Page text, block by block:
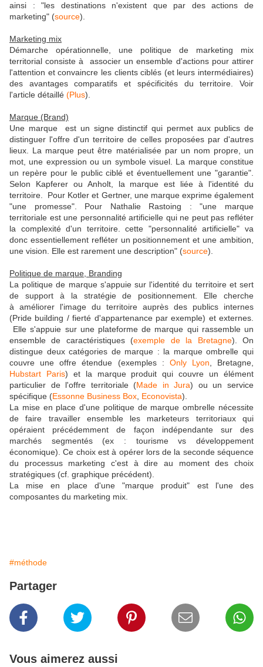
ainsi : "les destinations n'existent que par des actions de
marketing" (source).
Marketing mix
Démarche opérationnelle, une politique de marketing mix
territorial consiste à associer un ensemble d'actions pour attirer
l'attention et convaincre les clients ciblés (et leurs intermédiaires)
des avantages comparatifs et spécificités du territoire. Voir
l'article détaillé (Plus).
Marque (Brand)
Une marque est un signe distinctif qui permet aux publics de
distinguer l'offre d'un territoire de celles proposées par d'autres
lieux. La marque peut être matérialisée par un nom propre, un
mot, une expression ou un symbole visuel. La marque constitue
un repère pour le public ciblé et éventuellement une "garantie".
Selon Kapferer ou Anholt, la marque est liée à l'identité du
territoire. Pour Kotler et Gertner, une marque exprime également
"une promesse". Pour Nathalie Rastoing : "une marque
territoriale est une personnalité artificielle qui ne peut pas refléter
la complexité d'un territoire. cette "personnalité artificielle" va
donc essentiellement refléter un positionnement et une ambition,
une vision. Elle est rarement une description" (source).
Politique de marque, Branding
La politique de marque s'appuie sur l'identité du territoire et sert
de support à la stratégie de positionnement. Elle cherche
à améliorer l'image du territoire auprès des publics internes
(Pride building / fierté d'appartenance par exemple) et externes.
Elle s'appuie sur une plateforme de marque qui rassemble un
ensemble de caractéristiques (exemple de la Bretagne). On
distingue deux catégories de marque : la marque ombrelle qui
couvre une offre étendue (exemples : Only Lyon , Bretagne,
Hubstart Paris) et la marque produit qui couvre un élément
particulier de l'offre territoriale (Made in Jura) ou un service
spécifique (Essonne Business Box Econovista).
La mise en place d'une politique de marque ombrelle nécessite
de faire travailler ensemble les marketeurs territoriaux qui
opéraient précédemment de façon indépendante sur des
marchés segmentés (ex : tourisme vs développement
économique). Ce choix est à opérer lors de la seconde séquence
du processus marketing c'est à dire au moment des choix
stratégiques (cf. graphique précédent).
La mise en place d'une "marque produit" est l'une des
composantes du marketing mix.
#méthode
Partager
Vous aimerez aussi